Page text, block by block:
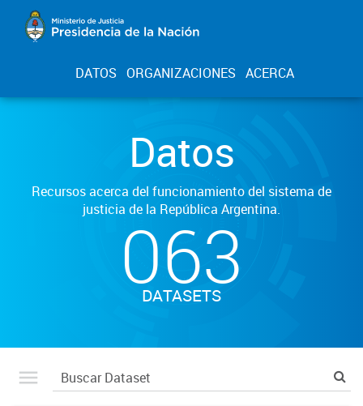
DATOS ORGANIZACIONES ACERCA
Datos
Recursos acerca del funcionamiento del sistema de
justicia de la República Argentina.
063
DATASETS